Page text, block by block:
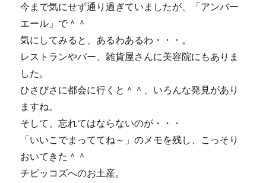
今まで気にせず通り過ぎていましたが、「アンバー
エール」で＾＾
気にしてみると、あるわあるわ・・・。
レストランやバー、雑貨屋さんに美容院にもありま
した。
ひさびさに都会に行くと＾＾、いろんな発見があり
ますね。
そして、忘れてはならないのが・・・
「いいこでまっててね～」のメモを残し、こっそり
おいてきた＾＾
チビッコズへのお土産。